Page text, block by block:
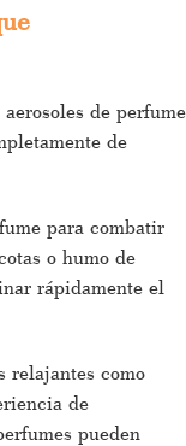
de perfume
de
para combatir
o humo de
rápidamente el
relajantes como
de
pueden